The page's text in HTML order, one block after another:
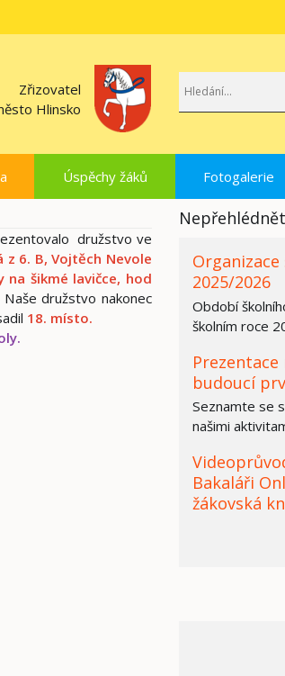
Zřizovatel
Hlinsko
Úspěchy žáků Fotogalerie
družstvo ve
z 6. B, Vojtěch Nevole
na šikmé lavičce, hod
Naše družstvo nakonec
18. místo.
2025/2026
Období
školním roce
středních…
budoucí
Seznamte se
našimi
Bakaláři
žákovská